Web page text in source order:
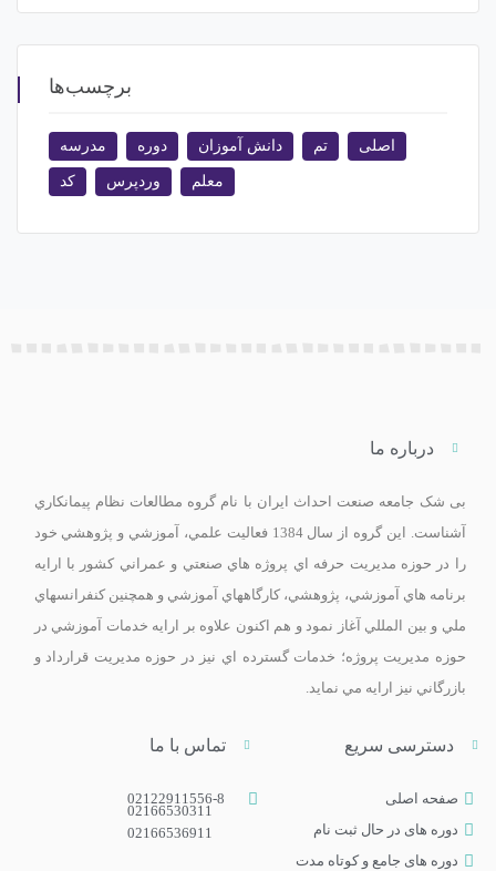
برچسب‌ها
اصلی تم دانش آموزان دوره مدرسه
معلم وردپرس کد
درباره ما
بی ­شک جامعه صنعت احداث ايران با نام گروه مطالعات نظام پيمانکاري
آشناست. اين گروه از سال 1384 فعاليت علمي، آموزشي و پژوهشي خود
را در حوزه مديريت حرفه اي پروژه هاي صنعتي و عمراني کشور با ارايه
برنامه­ هاي آموزشي، پژوهشي، کارگاه­هاي آموزشي و همچنين کنفرانس­هاي
ملي و بين­ المللي آغاز نمود و هم اکنون علاوه بر ارايه خدمات آموزشي در
حوزه مديريت پروژه؛ خدمات گسترده اي نيز در حوزه مديريت قرارداد و
بازرگاني نيز ارايه مي­ نمايد.
دسترسی سریع
صفحه اصلی
دوره های در حال ثبت نام
دوره‌ های جامع و کوتاه مدت
تماس با ما
02122911556-8
02166530311
02166536911